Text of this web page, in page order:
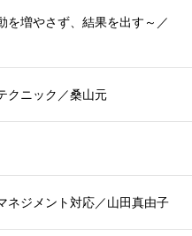
を増やさず、結果を出す～／
クニック／桑山元
ネジメント対応／山田真由子